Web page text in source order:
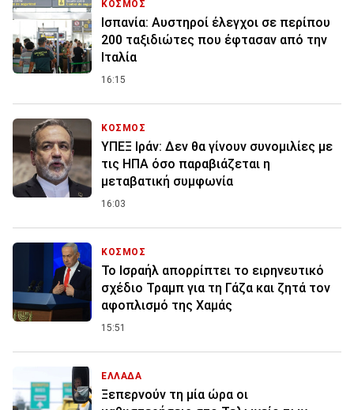
ΚΟΣΜΟΣ
Ισπανία: Aυστηροί έλεγχοι σε περίπου
200 ταξιδιώτες που έφτασαν από την
Ιταλία
16:15
ΚΟΣΜΟΣ
ΥΠΕΞ Ιράν: Δεν θα γίνουν συνομιλίες με
τις ΗΠΑ όσο παραβιάζεται η
μεταβατική συμφωνία
16:03
ΚΟΣΜΟΣ
Το Ισραήλ απορρίπτει το ειρηνευτικό
σχέδιο Τραμπ για τη Γάζα και ζητά τον
αφοπλισμό της Χαμάς
15:51
ΕΛΛΑΔΑ
Ξεπερνούν τη μία ώρα οι